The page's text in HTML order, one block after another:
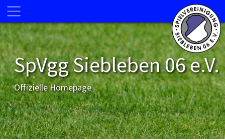
SpVgg Siebleben 06 e.V.
Offizielle Homepage